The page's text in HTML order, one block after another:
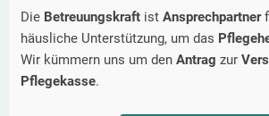
Die Betreuungskraft ist Ansprechpartner
häusliche Unterstützung, um das
Wir kümmern uns um den Antrag zur
Pflegekasse.